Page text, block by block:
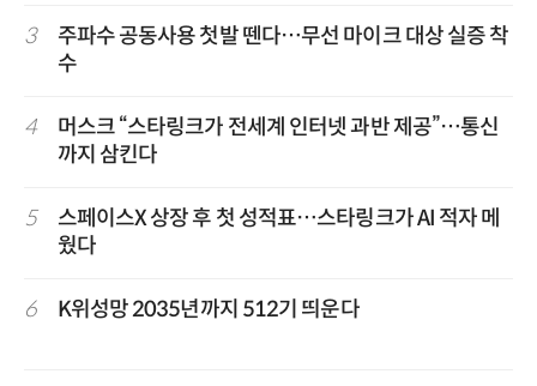
3
주파수 공동사용 첫발 뗀다…무선 마이크 대상 실증 착
수
4
머스크 “스타링크가 전세계 인터넷 과반 제공”…통신
까지 삼킨다
5
스페이스X 상장 후 첫 성적표…스타링크가 AI 적자 메
웠다
6 K위성망 2035년까지 512기 띄운다